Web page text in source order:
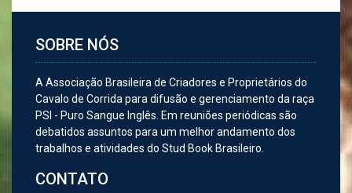
SOBRE NÓS
A Associação Brasileira de Criadores e Proprietários do
Cavalo de Corrida para difusão e gerenciamento da raça
PSI - Puro Sangue Inglês. Em reuniões periódicas são
debatidos assuntos para um melhor andamento dos
trabalhos e atividades do Stud Book Brasileiro.
CONTATO